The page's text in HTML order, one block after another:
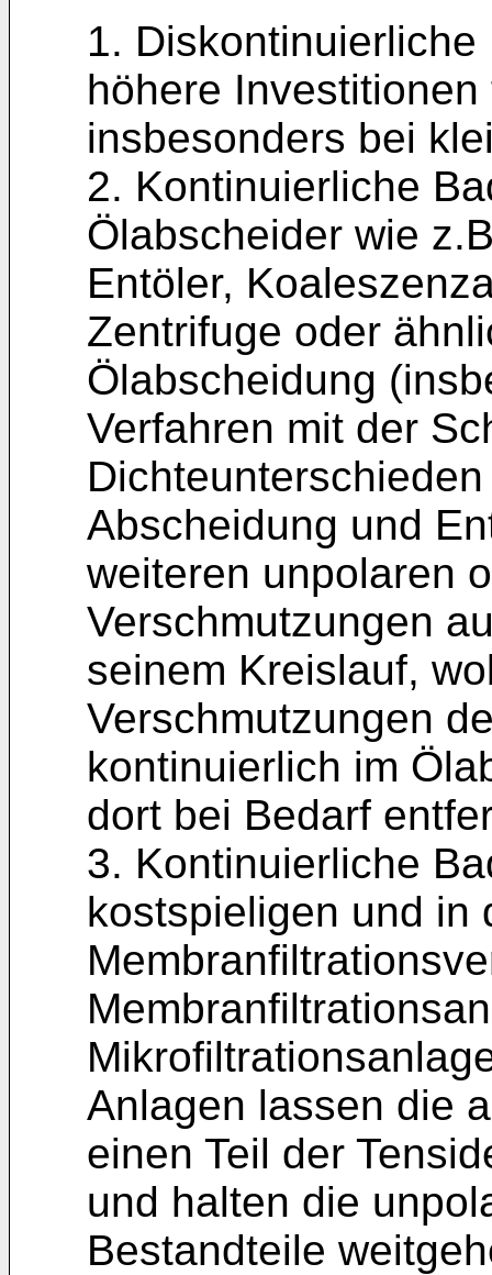
1.
höhere
insbesonders bei
2. Kontinuierliche
Ölabscheider wie
Entöler,
Zentrifuge oder
Ölabscheidung
Verfahren mit der
Abscheidung und
weiteren unpolaren
Verschmutzungen
seinem Kreislauf,
Verschmutzungen
kontinuierlich im
dort bei Bedarf
3. Kontinuierliche
kostspieligen und in
Anlagen lassen die
einen Teil der
und halten die
Bestandteile